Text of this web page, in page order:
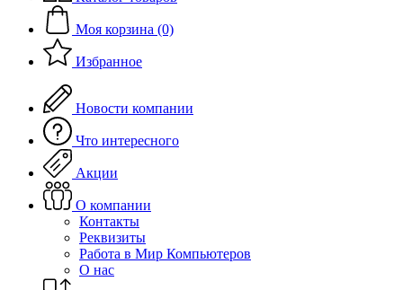
Моя корзина (0)
Избранное
Новости компании
Что интересного
Акции
О компании
Контакты
Реквизиты
Работа в Мир Компьютеров
О нас